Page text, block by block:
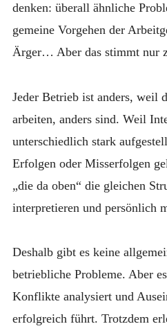
denken: überall ähnliche
gemeine Vorgehen der
Ärger… Aber das stimmt nur
Jeder Betrieb ist anders, weil
arbeiten, anders sind. Weil
unterschiedlich stark
Erfolgen oder Misserfolgen
„die da oben“ die gleichen
interpretieren und persönlich
Deshalb gibt es keine
betriebliche Probleme. Aber
Konflikte analysiert und
erfolgreich führt. Trotzdem